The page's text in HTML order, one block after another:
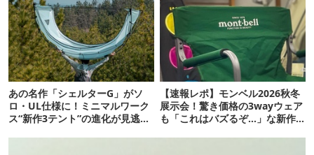
あの名作「シェルターG」がソ
ロ・UL仕様に！ミニマルワーク
ス“新作3テント”の進化が見逃せ
【速報レポ】モンベル2026秋冬
展示会！驚き価格の3wayウェア
も「これはバズるぞ…」な新作